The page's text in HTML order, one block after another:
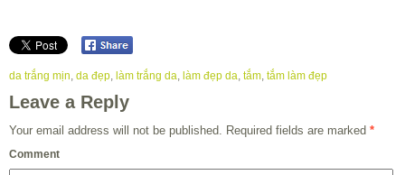
da trắng mịn, da đẹp, làm trắng da, làm đẹp da, tắm, tắm làm đẹp
Leave a Reply
Your email address will not be published. Required fields are marked *
Comment